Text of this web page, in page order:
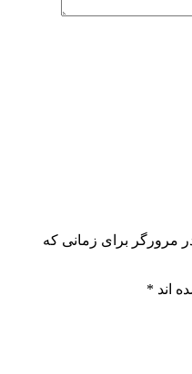
مرورگر برای زمانی که
اند *